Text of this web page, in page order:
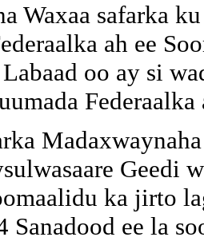
Waxaa safarka
ah ee
oo ay si
Federaalka
Geedi
ka jirto
Sanadood ee la